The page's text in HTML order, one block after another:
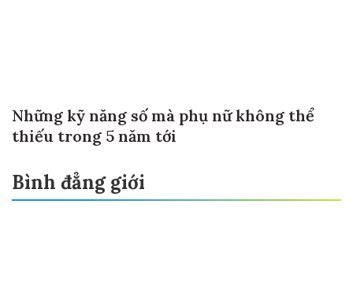
Những kỹ năng số mà phụ nữ không thể
thiếu trong 5 năm tới
Bình đẳng giới